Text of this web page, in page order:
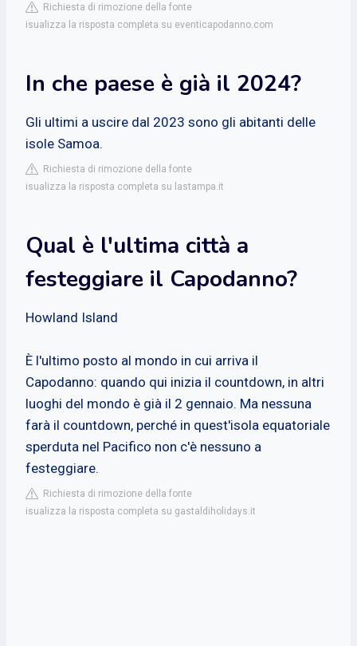
Richiesta di rimozione della fonte
isualizza la risposta completa su eventicapodanno.com
In che paese è già il 2024?
Gli ultimi a uscire dal 2023 sono gli abitanti delle
isole Samoa.
Richiesta di rimozione della fonte
isualizza la risposta completa su lastampa.it
Qual è l'ultima città a
festeggiare il Capodanno?
Howland Island
È l'ultimo posto al mondo in cui arriva il
Capodanno: quando qui inizia il countdown, in altri
luoghi del mondo è già il 2 gennaio. Ma nessuna
farà il countdown, perché in quest'isola equatoriale
sperduta nel Pacifico non c'è nessuno a
festeggiare.
Richiesta di rimozione della fonte
isualizza la risposta completa su gastaldiholidays.it